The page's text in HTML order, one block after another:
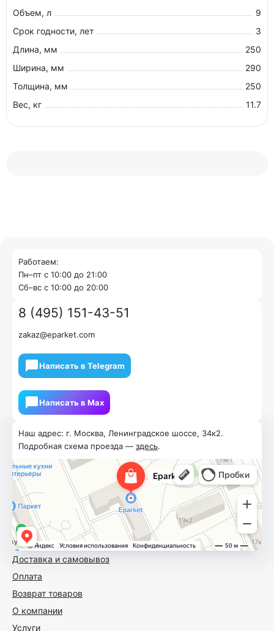
Объем, л
9
Срок годности, лет
3
Длина, мм
250
Ширина, мм
290
Толщина, мм
250
Вес, кг
11.7
Доставка и самовывоз
Оплата
Возврат товаров
О компании
Услуги
Наш адрес: г. Москва, Ленинградское шоссе, 34к2.
Подробная схема проезда — здесь.
Работаем:
Пн–пт с 10:00 до 21:00
Cб–вс с 10:00 до 20:00
8 (495) 151-43-51
zakaz@eparket.com
Написать в Telegram
Написать в Мах